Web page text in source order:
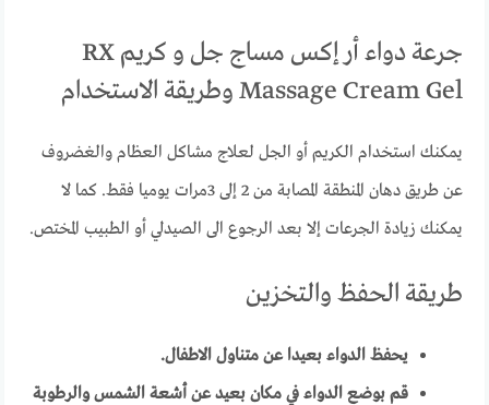
جرعة دواء أر إكس مساج جل و كريم RX
Massage Cream Gel وطريقة الاستخدام
يمكنك استخدام الكريم أو الجل لعلاج مشاكل العظام والغضروف
عن طريق دهان المنطقة المصابة من 2 إلى 3مرات يوميا فقط. كما لا
يمكنك زيادة الجرعات إلا بعد الرجوع الى الصيدلي أو الطبيب المختص.
طريقة الحفظ والتخزين
يحفظ الدواء بعيدا عن متناول الاطفال.
قم بوضع الدواء في مكان بعيد عن أشعة الشمس والرطوبة